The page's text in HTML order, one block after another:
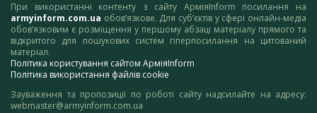
При використанні контенту з сайту АрміяInform посилання на
armyinform.com.ua обов’язкове. Для суб’єктів у сфері онлайн-медіа
обов’язковим є розміщення у першому абзаці матеріалу прямого та
відкритого для пошукових систем гіперпосилання на цитований
матеріал.
Політика користування сайтом АрміяInform
Політика використання файлів cookie
Зауваження та пропозиції по роботі сайту надсилайте на адресу:
webmaster@armyinform.com.ua